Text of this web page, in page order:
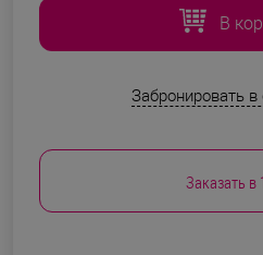
В
Забронировать в
Заказать в